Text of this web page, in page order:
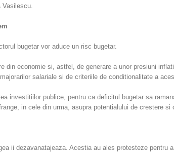
Vasilescu.
bugetar vor aduce un risc bugetar.
din economie si, astfel, de generare a unor presiuni
salariale si de criteriile de conditionalitate a
investitiilor publice, pentru ca deficitul bugetar sa
in cele din urma, asupra potentialului de crestere si
ii dezavanatajeaza. Acestia au ales protesteze pentru